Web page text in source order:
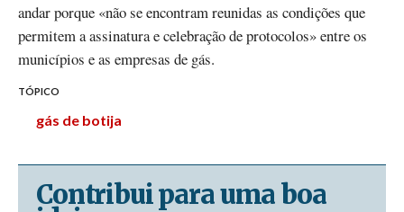
andar porque «não se encontram reunidas as condições que
permitem a assinatura e celebração de protocolos» entre os
municípios e as empresas de gás.
TÓPICO
gás de botija
Contribui para uma boa